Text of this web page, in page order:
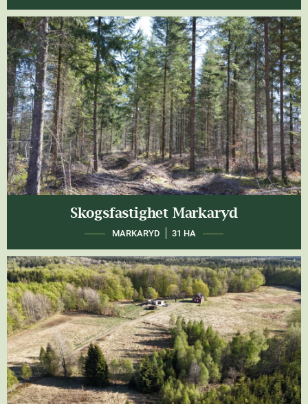
Skogsfastighet Markaryd
MARKARYD 31 HA